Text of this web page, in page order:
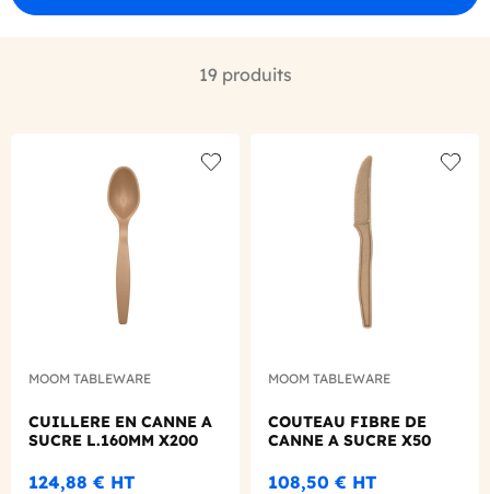
19 produits
MOOM TABLEWARE
CUILLERE EN CANNE A
SUCRE L.160MM X200
124,88 € HT
MOOM TABLEWARE
COUTEAU FIBRE DE
CANNE A SUCRE X50
108,50 € HT